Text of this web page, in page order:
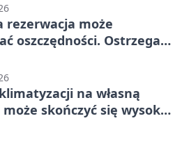
rezerwacja może
oszczędności. Ostrzega
na własną
może skończyć się wysoką